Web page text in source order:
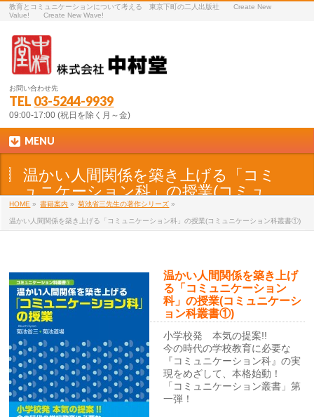
教育とコミュニケーションについて考える 東京下町の二人出版社 Create New
Value! Create New Wave!
お問い合わせ先
TEL 03-5244-9939
09:00-17:00 (祝日を除く月～金)
MENU
温かい人間関係を築き上げる「コミ
ュニケーション科」の授業(コミュ
ニケーション科叢書①)
HOME » 書籍案内 » 菊池省三先生の著作シリーズ »
温かい人間関係を築き上げる「コミュニケーション科」の授業(コミュニケーション科叢書①)
温かい人間関係を築き上げ
る「コミュニケーション
科」の授業(コミュニケーシ
ョン科叢書①)
小学校発 本気の提案!!
今の時代の学校教育に必要な
『コミュニケーション科』の実
現をめざして、本格始動！
「コミュニケーション叢書」第
一弾！